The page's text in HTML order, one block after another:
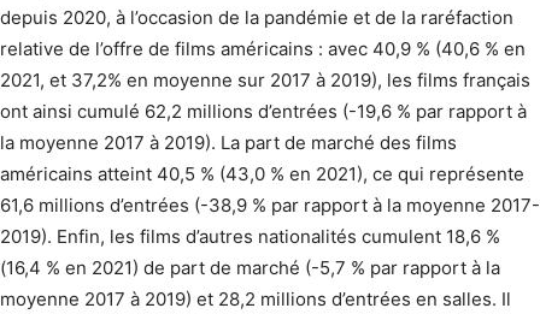
depuis 2020, à l’occasion de la pandémie et de la raréfaction
relative de l’offre de films américains : avec 40,9 % (40,6 % en
2021, et 37,2% en moyenne sur 2017 à 2019), les films français
ont ainsi cumulé 62,2 millions d’entrées (-19,6 % par rapport à
la moyenne 2017 à 2019). La part de marché des films
américains atteint 40,5 % (43,0 % en 2021), ce qui représente
61,6 millions d’entrées (-38,9 % par rapport à la moyenne 2017-
2019). Enfin, les films d’autres nationalités cumulent 18,6 %
(16,4 % en 2021) de part de marché (-5,7 % par rapport à la
moyenne 2017 à 2019) et 28,2 millions d’entrées en salles. Il